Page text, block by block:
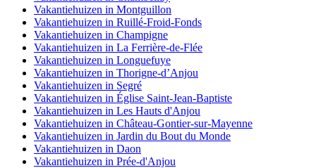
Vakantiehuizen in Montguillon
Vakantiehuizen in Ruillé-Froid-Fonds
Vakantiehuizen in Champigne
Vakantiehuizen in La Ferrière-de-Flée
Vakantiehuizen in Longuefuye
Vakantiehuizen in Thorigne-dʼAnjou
Vakantiehuizen in Segré
Vakantiehuizen in Église Saint-Jean-Baptiste
Vakantiehuizen in Les Hauts d'Anjou
Vakantiehuizen in Château-Gontier-sur-Mayenne
Vakantiehuizen in Jardin du Bout du Monde
Vakantiehuizen in Daon
Vakantiehuizen in Prée-d'Anjou